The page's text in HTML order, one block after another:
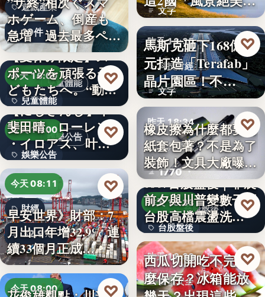
遊戲產業
10件
ホゲーム、倒産も
急増 過去最多ペー
スで…
兒童體能
今天 16:00
兒童體能
0円
【夏休み限定】ス
ポーツを頑張る子
どもたちへ。“動け
る身体…
♡
娛樂公告
今天 16:00
娛樂公告
30
【にじさんじ】甲
斐田晴、ローレン
・イロアス、叶ワ
ンマンラ…
♡
今天 08:11
財經
32.9%
早安世界》財部：7
月出口年增32.9% 連
續33個月正成…
♡
今天 08:00 ♡
文字
美食好…
昨天 18:35
科技財經
文字
馬斯克砸下168億美
元打造「Terafab」
晶片園區！不…
♡
昨天 18:34
文具知識
1770
橡皮擦為什麼都要用
紙套包著？不是為了
裝飾！文具大廠曝重
要…
♡
台股盤後
昨天 18:33
台股盤後
170.79
0807台股盤後｜非農
前夕與川普變數干擾
台股高檔震盪洗…
♡
昨天 18:30
食物安全
西瓜切開吃不完怎
麼保存？冰箱能放
♡